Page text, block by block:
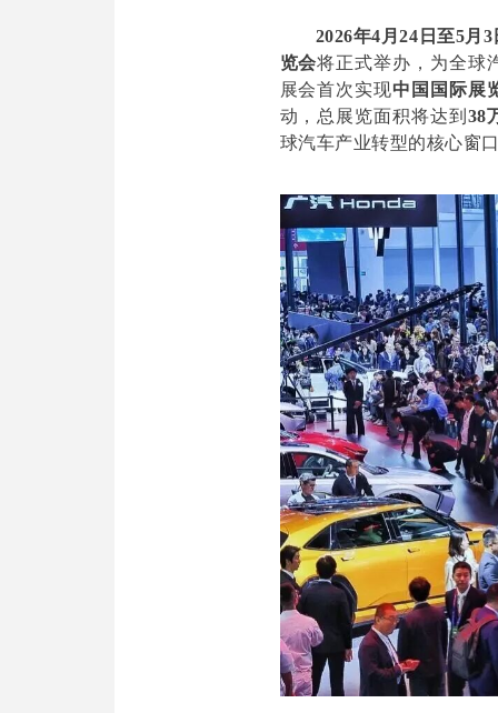
2026年4月24日至5月3
览会将正式举办，为全球
展会首次实现中国国际展
动，总展览面积将达到 38
球汽车产业转型的核心窗